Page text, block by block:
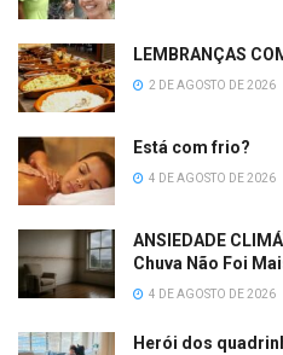
LEMBRANÇAS
2 DE AGOSTO DE 2026
Está com frio?
4 DE AGOSTO DE 2026
ANSIEDADE
Chuva Não Foi
4 DE AGOSTO DE 2026
Herói dos